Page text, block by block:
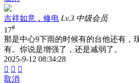
吉祥如意，修电 Lv.3 中级会员
17#
那是中心9下雨的时候有的台他还有，
有。你说是增强了，还是减弱了。
2025-9-12 08:34:28
  
取消